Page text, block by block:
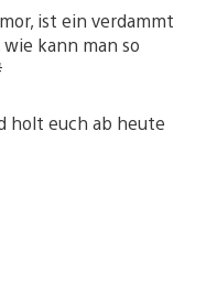
ist ein verdammt
kann man so
holt euch ab heute